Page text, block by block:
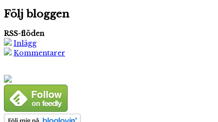
Följ bloggen
RSS-flöden
Inlägg
Kommentarer